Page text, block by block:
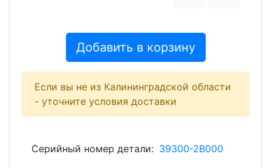
Добавить в корзину
Если вы не из Калининградской области
- уточните условия доставки
Серийный номер детали: 39300-2B000